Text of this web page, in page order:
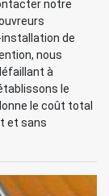
notre
de
nous
à
le
le coût total
et sans